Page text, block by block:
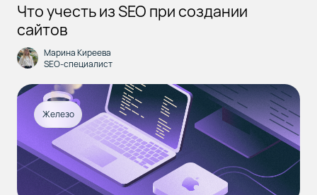
Что учесть из SEO при создании
сайтов
Марина Киреева
SEO-специалист
Железо